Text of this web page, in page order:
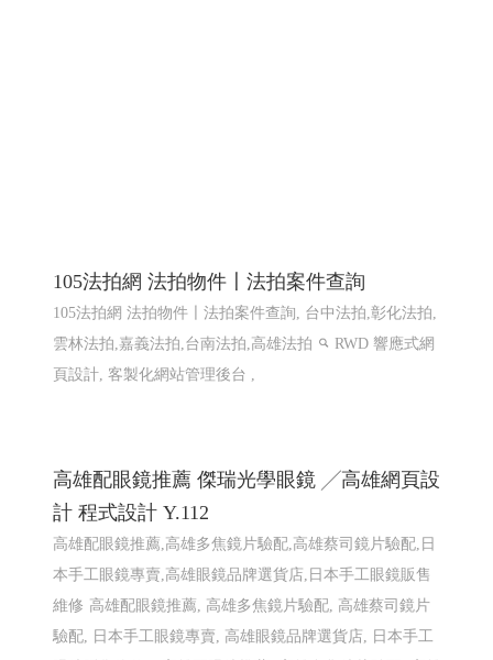
105法拍網 法拍物件〡法拍案件查詢
105法拍網 法拍物件〡法拍案件查詢, 台中法拍,彰化法拍,
雲林法拍,嘉義法拍,台南法拍,高雄法拍
RWD 響應式網
頁設計, 客製化網站管理後台 ,